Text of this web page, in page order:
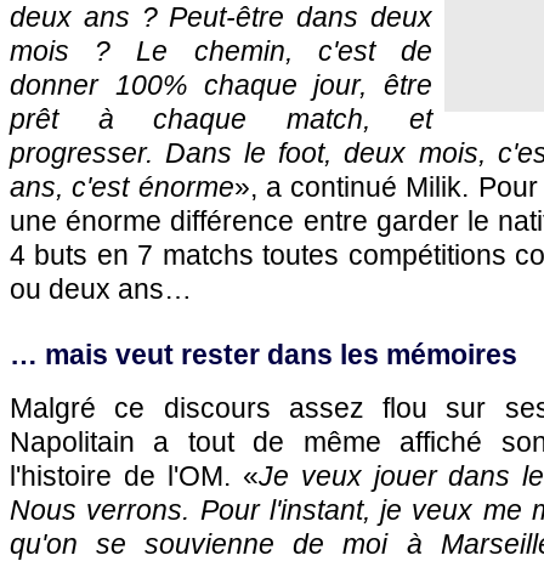
deux ans ? Peut-être dans deux
mois ? Le chemin, c'est de
donner 100% chaque jour, être
prêt à chaque match, et
progresser. Dans le foot, deux mois,
ans, c'est énorme», a continué Milik.
une énorme différence entre garder le
4 buts en 7 matchs toutes compétitions
ou deux ans…
… mais veut rester dans les mémoires
Malgré ce discours assez flou sur
Napolitain a tout de même affiché
l'histoire de l'OM. «Je veux jouer dans
Nous verrons. Pour l'instant, je veux me
qu'on se souvienne de moi à